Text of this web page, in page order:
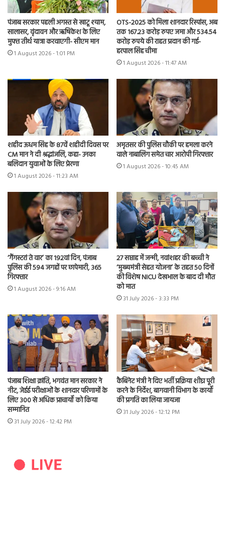
पंजाब सरकार पहली अगस्त से खाटू श्याम,
सालासर, वृंदावन और ऋषिकेश के लिए
मुफ्त तीर्थ यात्रा करवाएगी- सीएम मान
1 August 2026 - 1:01 PM
OTS-2025 को मिला शानदार रिस्पांस, अब
तक 167.23 करोड़ रुपए जमा और 534.54
करोड़ रुपये की राहत प्रदान की गई-
हरपाल सिंह चीमा
1 August 2026 - 11:47 AM
शहीद ऊधम सिंह के 87वें शहीदी दिवस पर
CM मान ने दी श्रद्धांजलि, कहा- उनका
बलिदान युवाओं के लिए प्रेरणा
1 August 2026 - 11:23 AM
अमृतसर की पुलिस चौकी पर हमला करने
वाले नाबालिग समेत चार आरोपी गिरफ्तार
1 August 2026 - 10:45 AM
‘गैंगस्टरां ते वार’ का 192वां दिन, पंजाब
पुलिस की 594 जगहों पर छापेमारी, 365
गिरफ्तार
1 August 2026 - 9:16 AM
27 सप्ताह में जन्मी, नवांशहर की बच्ची ने
‘मुख्यमंत्री सेहत योजना’ के तहत 50 दिनों
की विशेष NICU देखभाल के बाद दी मौत
को मात
31 July 2026 - 3:33 PM
पंजाब शिक्षा क्रांति, भगवंत मान सरकार ने
नीट, जेईई परीक्षाओं के शानदार परिणामों के
लिए 300 से अधिक प्राचार्यों को किया
सम्मानित
31 July 2026 - 12:42 PM
कैबिनेट मंत्री ने दिए भर्ती प्रक्रिया शीघ्र पूरी
करने के निर्देश, बागवानी विभाग के कार्यों
की प्रगति का लिया जायजा
31 July 2026 - 12:12 PM